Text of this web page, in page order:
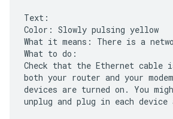
Text:
Color: Slowly pulsing yellow
What it means: There is a
What to do:
Check that the Ethernet cable
both your router and your
devices are turned on. You
unplug and plug in each device